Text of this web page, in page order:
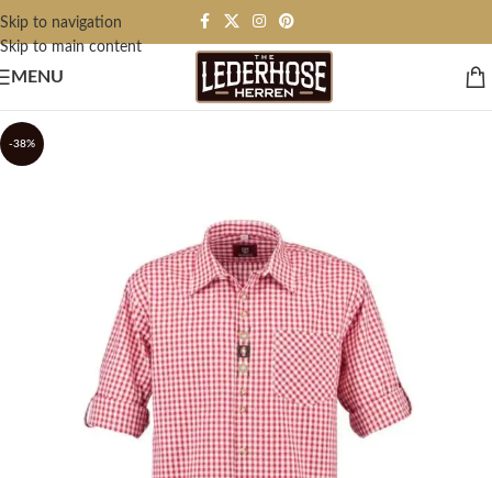
Skip to navigation
Skip to main content
MENU
-38%